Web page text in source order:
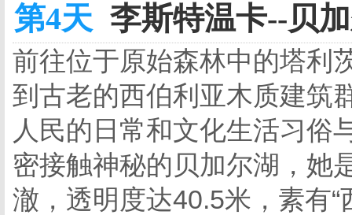
第4天 李斯特温卡--贝
前往位于原始森林中的塔利
到古老的西伯利亚木质建筑
人民的日常和文化生活习俗
密接触神秘的贝加尔湖，她
澈，透明度达40.5米，素有